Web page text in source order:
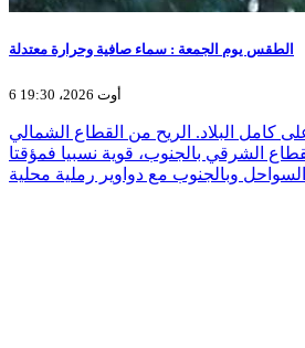
الطقس يوم الجمعة : سماء صافية وحرارة معتدلة
6 أوت 2026، 19:30
البلاد. الريح من القطاع الشمالي
الشرقي بالجنوب، قوية نسبيا فمؤقتا